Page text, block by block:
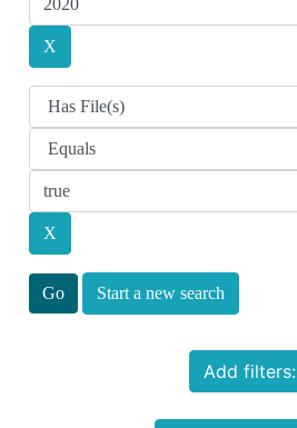
Start a new search
Add filters: